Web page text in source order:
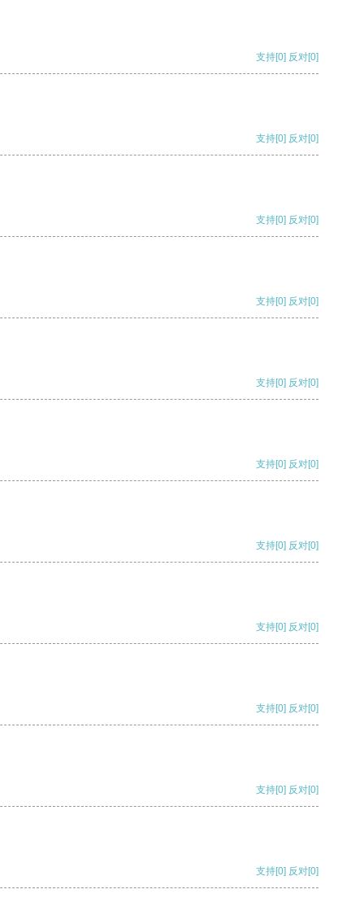
支持[0] 反对[0]
支持[0] 反对[0]
支持[0] 反对[0]
支持[0] 反对[0]
支持[0] 反对[0]
支持[0] 反对[0]
支持[0] 反对[0]
支持[0] 反对[0]
支持[0] 反对[0]
支持[0] 反对[0]
支持[0] 反对[0]